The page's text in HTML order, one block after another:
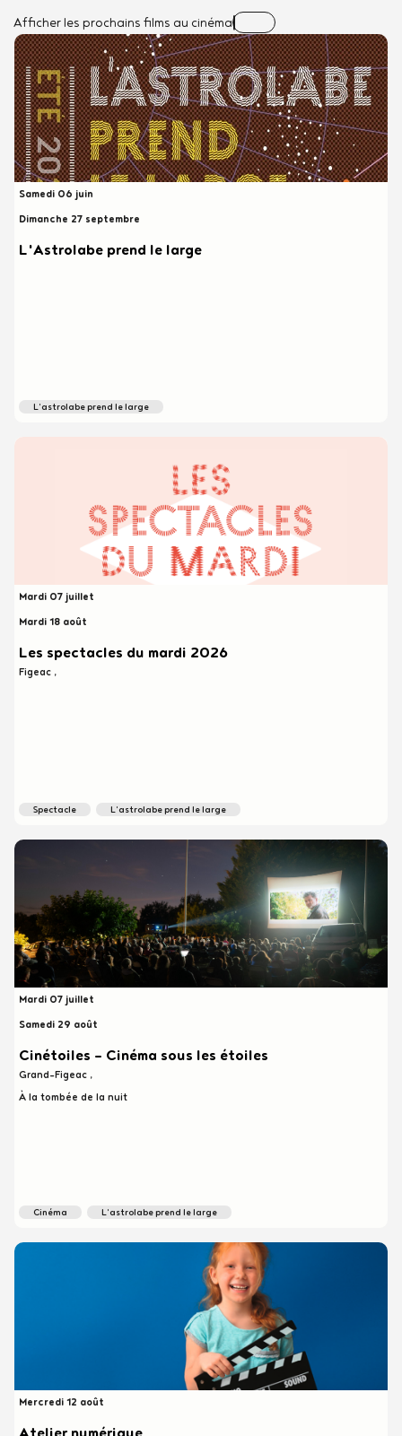
Afficher les prochains films au cinéma
L'Astrolabe prend le large
Samedi 06 juin
Dimanche 27 septembre
l'astrolabe prend le large
Les spectacles du mardi 2026
Mardi 07 juillet
Mardi 18 août
Figeac
spectacle l'astrolabe prend le large
Cinétoiles - Cinéma sous les étoiles
Mardi 07 juillet
Samedi 29 août
Grand-Figeac
Heure
début
À la tombée de la nuit
cinéma l'astrolabe prend le large
Mercredi 12 août
Heure